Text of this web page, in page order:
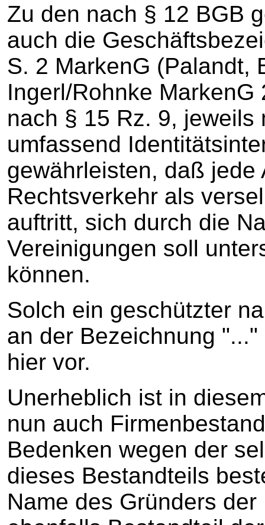
Zu den nach § 12 BGB
auch die
S. 2 MarkenG (Palandt,
Ingerl/Rohnke
nach § 15 Rz. 9, jeweils
umfassend
gewährleisten, daß jede
Rechtsverkehr als
auftritt, sich durch die
Vereinigungen soll
können.
Solch ein geschützter
an der Bezeichnung
hier vor.
Unerheblich ist in
nun auch
Bedenken wegen der
dieses Bestandteils
Name des Gründers